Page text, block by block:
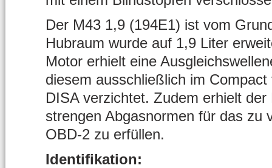
Der M43 1,9 (194E1) ist vom
Hubraum wurde auf 1,9 Liter
Motor erhielt eine
diesem ausschließlich im
DISA verzichtet. Zudem erhielt
strengen Abgasnormen für das zu
OBD-2 zu erfüllen.
Identifikation: